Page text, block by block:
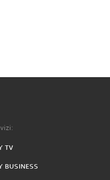
TV
BUSINESS